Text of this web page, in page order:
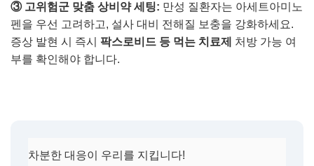
③ 고위험군 맞춤 상비약 세팅: 만성 질환자는 아세트아미노
펜을 우선 고려하고, 설사 대비 전해질 보충을 강화하세요.
증상 발현 시 즉시 팍스로비드 등 먹는 치료제
처방 가능 여
부를 확인해야 합니다.
차분한 대응이 우리를 지킵니다!